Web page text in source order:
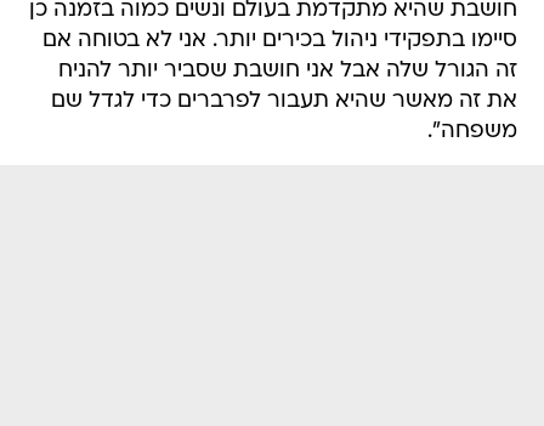
חושבת שהיא מתקדמת בעולם ונשים כמוה בזמנה כן
סיימו בתפקידי ניהול בכירים יותר. אני לא בטוחה אם
זה הגורל שלה אבל אני חושבת שסביר יותר להניח
את זה מאשר שהיא תעבור לפרברים כדי לגדל שם
משפחה".